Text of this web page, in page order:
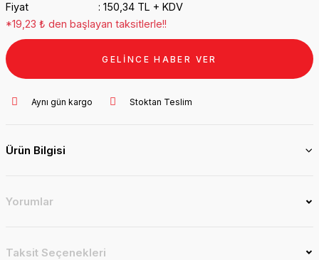
Fiyat
150,34 TL + KDV
*19,23 ₺ den başlayan taksitlerle!!
GELİNCE HABER VER
Aynı gün kargo Stoktan Teslim
Ürün Bilgisi
Yorumlar
Taksit Seçenekleri